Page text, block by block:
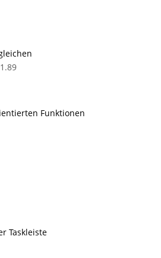
Funktionen
Taskleiste